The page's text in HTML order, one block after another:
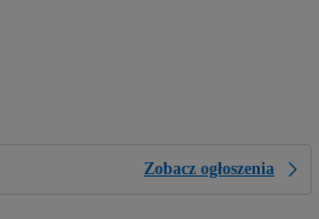
Zobacz ogłoszenia